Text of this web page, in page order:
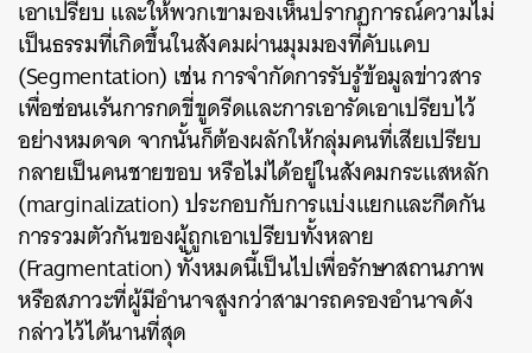
เอาเปรียบ และให้พวกเขามองเห็นปรากฏการณ์ความไม่
เป็นธรรมที่เกิดขึ้นในสังคมผ่านมุมมองที่คับแคบ
(Segmentation) เช่น การจำกัดการรับรู้ข้อมูลข่าวสาร
เพื่อซ่อนเร้นการกดขี่ขูดรีดและการเอารัดเอาเปรียบไว้
อย่างหมดจด จากนั้นก็ต้องผลักให้กลุ่มคนที่เสียเปรียบ
กลายเป็นคนชายขอบ หรือไม่ได้อยู่ในสังคมกระแสหลัก
(marginalization) ประกอบกับการแบ่งแยกและกีดกัน
การรวมตัวกันของผู้ถูกเอาเปรียบทั้งหลาย
(Fragmentation) ทั้งหมดนี้เป็นไปเพื่อรักษาสถานภาพ
หรือสภาวะที่ผู้มีอำนาจสูงกว่าสามารถครองอำนาจดัง
กล่าวไว้ได้นานที่สุด